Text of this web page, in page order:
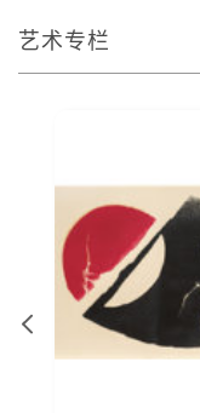
艺术专栏